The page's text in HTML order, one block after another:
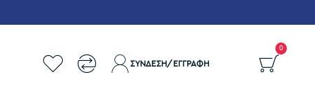
ΣΎΝΔΕΣΗ/ΕΓΓΡΑΦΉ
0